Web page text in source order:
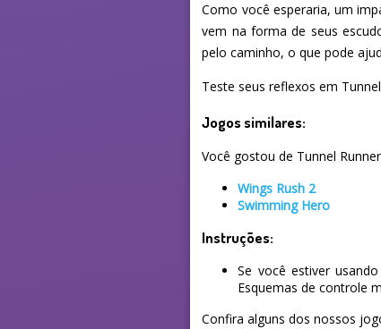
Como você esperaria, um
vem na forma de seus
pelo caminho, o que pode
Teste seus reflexos em
Jogos similares:
Você gostou de Tunnel
Wings Rush 2
Swimming Hero
Instruções:
Se você estiver
Esquemas de controle
Confira alguns dos nossos